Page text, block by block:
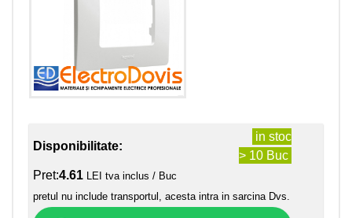
Disponibilitate:
in stoc
> 10 Buc
Pret:4.61 LEI tva inclus / Buc
pretul nu include transportul, acesta intra in sarcina Dvs.